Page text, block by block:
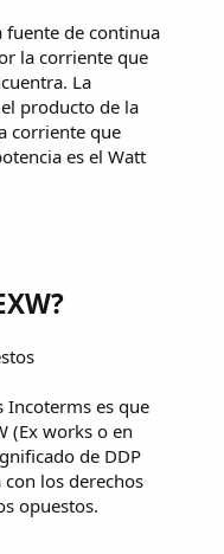
fuente de continua
la corriente que
La
producto de la
corriente que
es el Watt
Incoterms es que
(Ex works o en
de DDP
los derechos
opuestos.